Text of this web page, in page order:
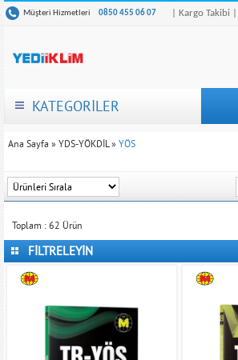
Müşteri Hizmetleri 0850 455 06 07 | Kargo Takibi |
KATEGORİLER
Ana Sayfa » YDS-YÖKDİL » YÖS
Toplam : 62 Ürün
FİLTRELEYİN